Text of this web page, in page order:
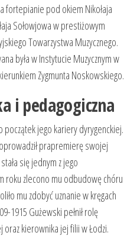
fortepianie pod okiem Nikołaja
Sołowjowa w prestiżowym
Towarzystwa Muzycznego.
była w Instytucie Muzycznym w
Zygmunta Noskowskiego.
i pedagogiczna
początek jego kariery dyrygenckiej.
prapremierę swojej
się jednym z jego
roku zlecono mu odbudowę chóru
mu zdobyć uznanie w kręgach
1915 Gużewski pełnił rolę
oraz kierownika jej filii w Łodzi.